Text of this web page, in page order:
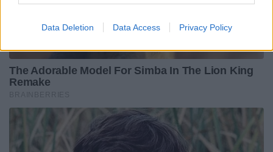
Data Deletion Data Access Privacy Policy